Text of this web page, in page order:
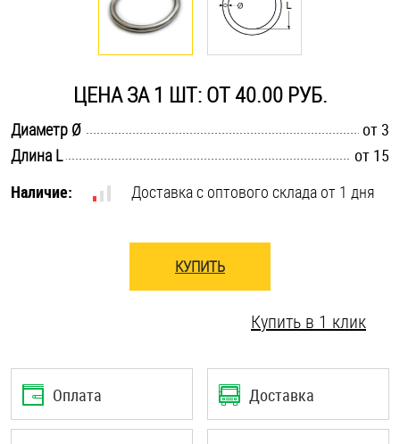
Стопорные кольца
Такелаж
Хомуты
Штифты и пальцы
ЦЕНА ЗА 1 ШТ: ОТ 40.00 РУБ.
Диаметр Ø
от 3
Длина L
от 15
Наличие:
Доставка с оптового склада от 1 дня
КУПИТЬ
Купить в 1 клик
Оплата Доставка